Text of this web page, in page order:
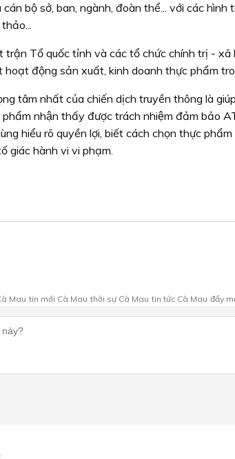
cán bộ sở, ban, ngành, đoàn thể... với các
trận Tổ quốc tỉnh và các tổ chức chính trị -
hoạt động sản xuất, kinh doanh thực phẩm
tâm nhất của chiến dịch truyền thông là
nhận thấy được trách nhiệm đảm bảo
hiểu rõ quyền lợi, biết cách chọn thực
giác hành vi vi phạm.
Mau tin mới Cà Mau thời sự Cà Mau tin tức Cà Mau đẩy